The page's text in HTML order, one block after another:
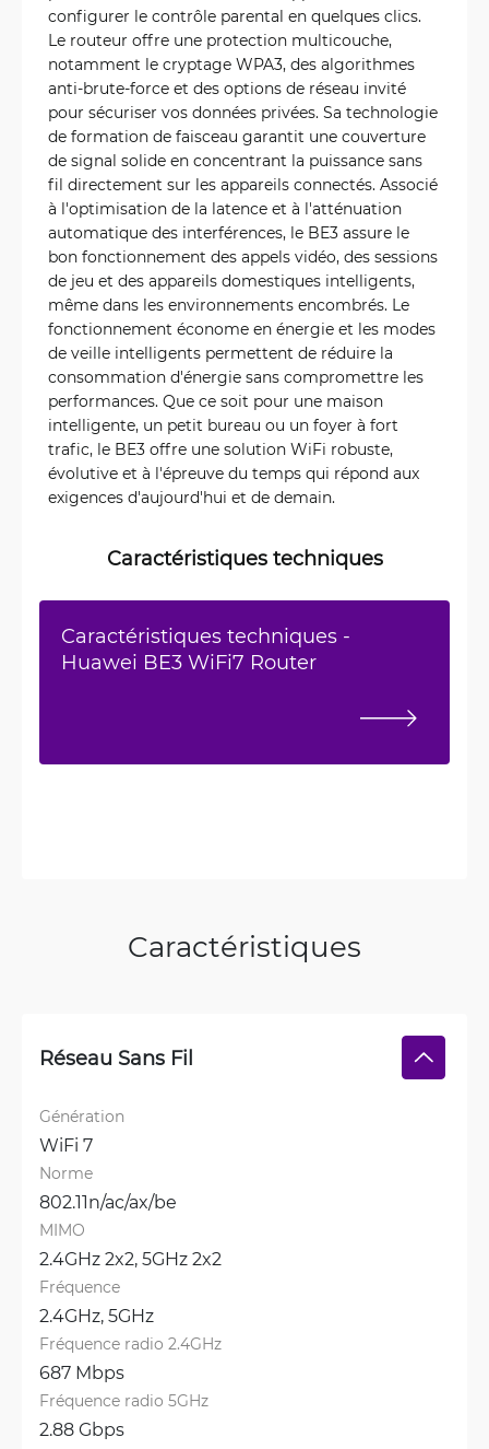
configurer le contrôle parental en quelques clics.
Le routeur offre une protection multicouche,
notamment le cryptage WPA3, des algorithmes
anti-brute-force et des options de réseau invité
pour sécuriser vos données privées. Sa technologie
de formation de faisceau garantit une couverture
de signal solide en concentrant la puissance sans
fil directement sur les appareils connectés. Associé
à l'optimisation de la latence et à l'atténuation
automatique des interférences, le BE3 assure le
bon fonctionnement des appels vidéo, des sessions
de jeu et des appareils domestiques intelligents,
même dans les environnements encombrés. Le
fonctionnement économe en énergie et les modes
de veille intelligents permettent de réduire la
consommation d'énergie sans compromettre les
performances. Que ce soit pour une maison
intelligente, un petit bureau ou un foyer à fort
trafic, le BE3 offre une solution WiFi robuste,
évolutive et à l'épreuve du temps qui répond aux
exigences d'aujourd'hui et de demain.
Caractéristiques techniques
Caractéristiques techniques -
Huawei BE3 WiFi7 Router
Caractéristiques
Réseau Sans Fil
Génération
WiFi 7
Norme
802.11n/ac/ax/be
MIMO
2.4GHz 2x2, 5GHz 2x2
Fréquence
2.4GHz, 5GHz
Fréquence radio 2.4GHz
687 Mbps
Fréquence radio 5GHz
2.88 Gbps